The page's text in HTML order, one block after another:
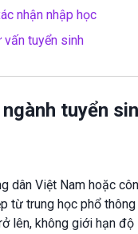
nhận nhập học
tuyển sinh
tuyển
dân Việt Nam hoặc
từ trung học phổ thông
lên, không giới hạn độ